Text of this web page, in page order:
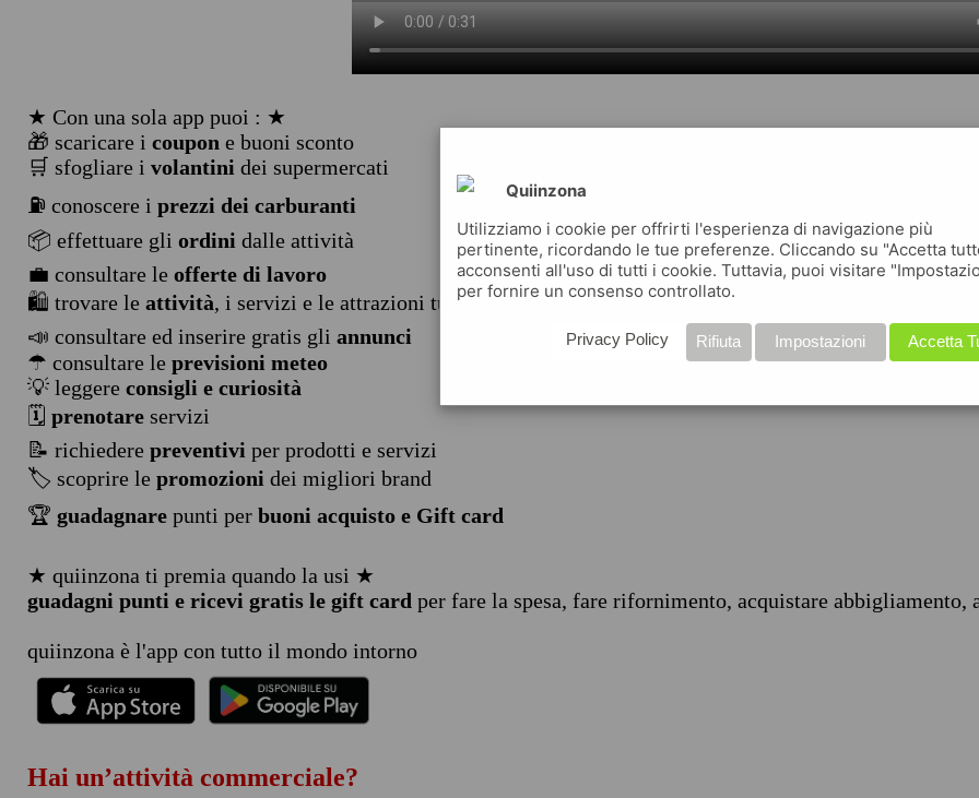
★ Con una sola app puoi : ★
🎁 scaricare i coupon e buoni sconto
🛒 sfogliare i volantini dei supermercati
⛽ conoscere i prezzi dei carburanti
📦 effettuare gli ordini dalle attività
💼 consultare le offerte di lavoro
🛍️ trovare le attività, i servizi e le attrazioni turistiche
📣 consultare ed inserire gratis gli annunci
☂ consultare le previsioni meteo
💡 leggere consigli e curiosità
🗓️ prenotareservizi
📝 richiedere preventivi per prodotti e servizi
🏷️ scoprire le promozioni dei migliori brand
🏆 guadagnarepunti per buoni acquisto e Gift card
★ quiinzona ti premia quando la usi ★
guadagni punti e ricevi gratis le gift card per fare la spesa, fare rifornimento, acquistare abbigliamento,
quiinzona è l'app con tutto il mondo intorno
Hai un’attività commerciale?
Quiinzona
Utilizziamo i cookie per offrirti l'esperienza di navigazione più
pertinente, ricordando le tue preferenze. Cliccando su "Accetta
acconsenti all'uso di tutti i cookie. Tuttavia, puoi visitare
per fornire un consenso controllato.
Accetta
Impostazioni
Rifiuta
Privacy Policy